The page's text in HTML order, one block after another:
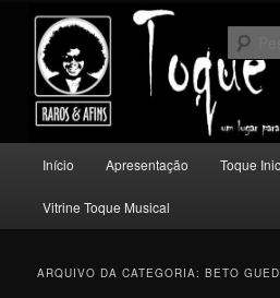
conteúdo
principal
conteúdo
secundário
Toque Musical
Um lugar para quem escuta música com
principal
Início Apresentação Toque
Vitrine Toque Musical
ARQUIVO DA CATEGORIA:BETO